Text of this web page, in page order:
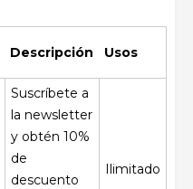
Descripción Usos
Suscríbete a
la newsletter
y obtén 10%
de
descuento
Ilimitado